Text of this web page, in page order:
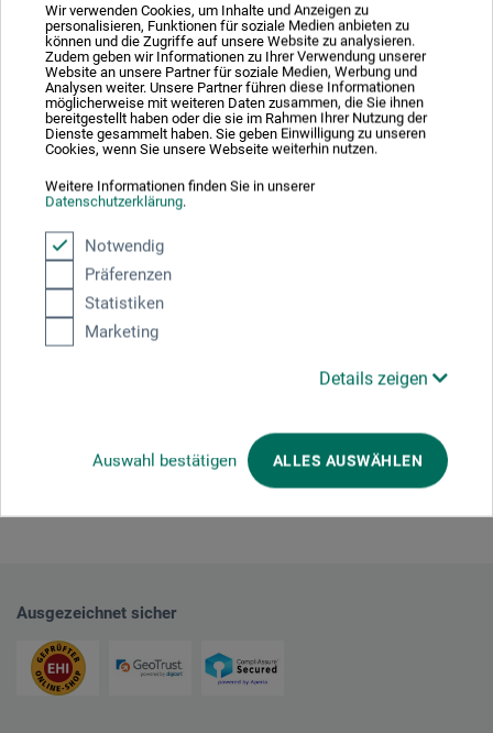
Wir verwenden Cookies, um Inhalte und Anzeigen zu
personalisieren, Funktionen für soziale Medien anbieten zu
können und die Zugriffe auf unsere Website zu analysieren.
Zudem geben wir Informationen zu Ihrer Verwendung unserer
Website an unsere Partner für soziale Medien, Werbung und
Analysen weiter. Unsere Partner führen diese Informationen
möglicherweise mit weiteren Daten zusammen, die Sie ihnen
bereitgestellt haben oder die sie im Rahmen Ihrer Nutzung der
Dienste gesammelt haben. Sie geben Einwilligung zu unseren
Cookies, wenn Sie unsere Webseite weiterhin nutzen.
Weitere Informationen finden Sie in unserer
Datenschutzerklärung.
Notwendig
Präferenzen
Statistiken
Marketing
Details zeigen
Auswahl bestätigen ALLES AUSWÄHLEN
dtv Verlag
Mein ganzes Leben, Öl auf Leinwand, ohne Titel
23,00 EUR
Ausgezeichnet sicher